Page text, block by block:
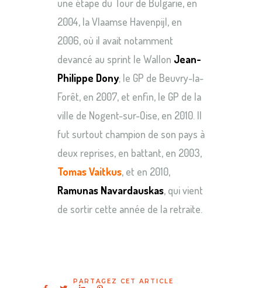
une étape du Tour de Bulgarie, en
2004, la Vlaamse Havenpijl, en
2006, où il avait notamment
devancé au sprint le Wallon Jean-
Philippe Dony; le GP de Beuvry-la-
Forêt, en 2007, et enfin, le GP de la
ville de Nogent-sur-Oise, en 2010. Il
fut surtout champion de son pays à
deux reprises, en battant, en 2003,
Tomas Vaitkus, et en 2010,
Ramunas Navardauskas, qui vient
de sortir cette année de la retraite.